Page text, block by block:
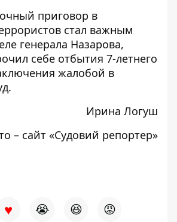
приговор в
стал важным
генерала Назарова,
себе отбытия 7-летнего
жалобой в
Ирина Логуш
– сайт «Судовий репортер»
♥ 😭 😆 😡